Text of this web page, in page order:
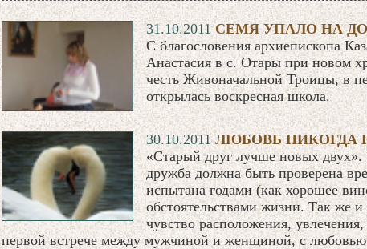
31.10.2011СЕМЯ УПАЛО НА
С благословения архиепископа
Анастасия в с. Отары при новом
честь Живоначальной Троицы, в
открылась воскресная школа.
30.10.2011ЛЮБОВЬ НИКОГДА
«Старый друг лучше новых двух».
дружба должна быть проверена
испытана годами (как хорошее
обстоятельствами жизни. Так же
чувство расположения,
первой встрече между мужчиной и женщиной, с любовью